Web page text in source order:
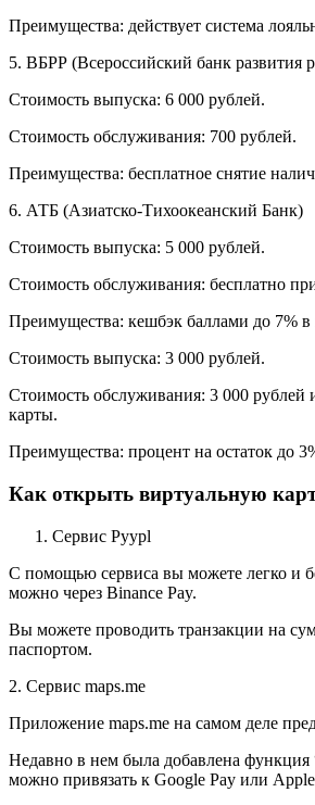
Преимущества: действует система
5. ВБРР (Всероссийский банк развития
Стоимость выпуска: 6 000 рублей.
Стоимость обслуживания: 700 рублей.
Преимущества: бесплатное снятие
6. АТБ (Азиатско-Тихоокеанский Банк)
Стоимость выпуска: 5 000 рублей.
Стоимость обслуживания: бесплатно
Преимущества: кешбэк баллами до 7%
Стоимость выпуска: 3 000 рублей.
Стоимость обслуживания: 3 000 рублей
карты.
Преимущества: процент на остаток до
Как открыть виртуальную
Сервис Pyypl
С помощью сервиса вы можете легко и
можно через Binance Pay.
Вы можете проводить транзакции на
паспортом.
2. Сервис maps.me
Приложение maps.me на самом деле
Недавно в нем была добавлена
можно привязать к Google Pay или